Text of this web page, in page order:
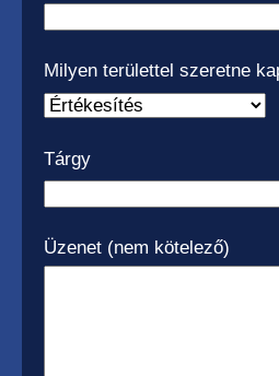
Milyen területtel szeretne
Tárgy
Üzenet (nem kötelező)